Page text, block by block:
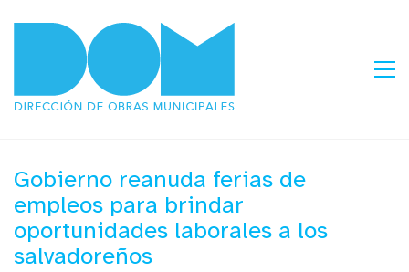
Gobierno reanuda ferias de
empleos para brindar
oportunidades laborales a los
salvadoreños